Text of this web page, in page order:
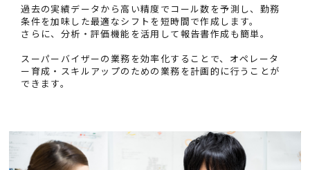
過去の実績データから高い精度でコール数を予測し、勤務
条件を加味した最適なシフトを短時間で作成します。
さらに、分析・評価機能を活用して報告書作成も簡単。
スーパーバイザーの業務を効率化することで、オペレータ
ー育成・スキルアップのための業務を計画的に行うことが
できます。